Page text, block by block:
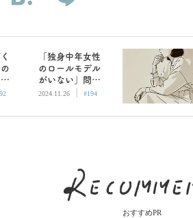
「独身中年女性
のロールモデル
がいない」問
題、果たして本
2024.11.26 | #194
おすすめPR